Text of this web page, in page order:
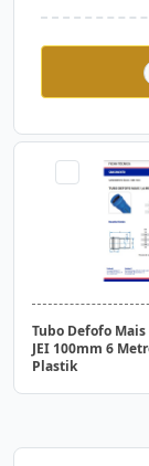
Tubo de Esgoto
Pressurizado JEI
Metros Corr
Tubo Defofo Mais
JEI 100mm 6
Plastik